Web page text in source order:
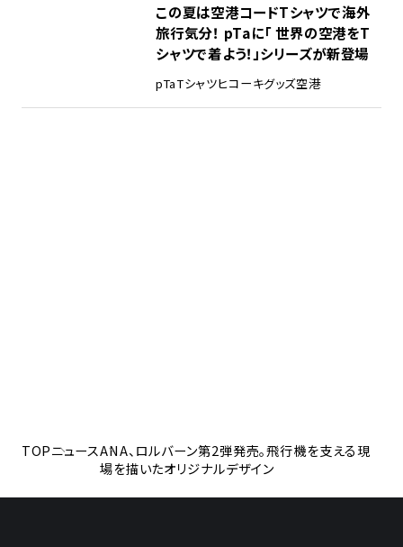
この夏は空港コードTシャツで海外
旅行気分！ pTaに「 世界の空港をT
シャツで着よう！」シリーズが新登場
pTaTシャツヒコーキグッズ空港
TOPニュースANA、ロルバーン第2弾発売。飛行機を支える現
場を描いたオリジナルデザイン